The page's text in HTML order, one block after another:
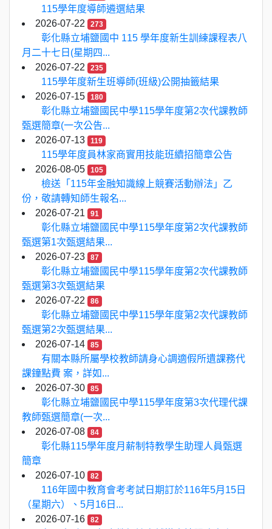
115學年度導師遴選結果
2026-07-22
273
彰化縣立埔鹽國中 115 學年度新生訓練課程表八
月二十七日(星期四...
2026-07-22
235
115學年度新生班導師(班級)公開抽籤結果
2026-07-15
180
彰化縣立埔鹽國民中學115學年度第2次代課教師
甄選簡章(一次公告...
2026-07-13
119
115學年度員林家商實用技能班續招簡章公告
2026-08-05
105
檢送「115年金融知識線上競賽活動辦法」乙
份，敬請轉知師生報名...
2026-07-21
91
彰化縣立埔鹽國民中學115學年度第2次代課教師
甄選第1次甄選結果...
2026-07-23
87
彰化縣立埔鹽國民中學115學年度第2次代課教師
甄選第3次甄選結果
2026-07-22
86
彰化縣立埔鹽國民中學115學年度第2次代課教師
甄選第2次甄選結果...
2026-07-14
85
有關本縣所屬學校教師請身心調適假所遺課務代
課鐘點費 案，詳如...
2026-07-30
85
彰化縣立埔鹽國民中學115學年度第3次代理代課
教師甄選簡章(一次...
2026-07-08
84
彰化縣115學年度月薪制特教學生助理人員甄選
簡章
2026-07-10
82
116年國中教育會考考試日期訂於116年5月15日
（星期六）、5月16日...
2026-07-16
82